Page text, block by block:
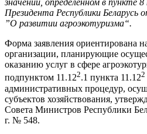
значении, определенном в пункте
Президента Республики Беларусь
”О развитии агроэкотуризма“.
Форма заявления ориентирована
организации, планирующие
оказанию услуг в сфере
подпунктом 11.122.1 пункта 11.122
административных процедур,
субъектов хозяйствования,
Совета Министров Республики
г. № 548.